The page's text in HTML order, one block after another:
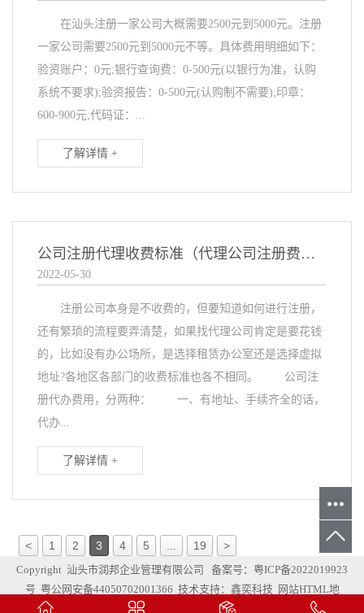
在汕头注册一家公司大概需要2500元到5000元。注册
一家公司需要2500元到5000元不等。具体费用明细如下：
验资账户：0元;银行查询费：0-500元(以银行为准，认购
系统不要求);验资报告：0-500元(认购制不需要);印章：
600-900元;代码证：...
了解详情 +
公司注册代理收费标准（代理公司注册费用）
2022-05-30
注册公司本身是不收费的，但要知道如何进行注册，
还有繁琐的流程要弄清楚，如果找代理公司肯定是要花钱
的，比如没有办公场所，是选择租赁办公室还是选择虚拟
地址?各地区各部门的收费标准也各不相同。 公司注
册代办费用，分两种： 一、有地址、手续齐全的话，
代办...
了解详情 +
< 1 2 3 4 5 19 >
Copyright 汕头市润邦企业管理有限公司 备案号： 粤ICP备2022019923
号 粤公网安备44050702001366 技术支持：鑫奕科技 网站HTML地
图
网站XML地图